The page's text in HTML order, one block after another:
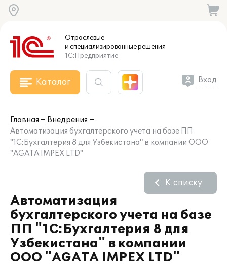
Отраслевые
и специализированныерешения
1С:Предприятие
Каталог Вход
Главная
Внедрения
Автоматизация бухгалтерского учета на базе ПП
"1С:Бухгалтерия 8 для Узбекистана" в компании ООО
"AGATA IMPEX LTD"
Автоматизация
бухгалтерского учета на базе
ПП "1С:Бухгалтерия 8 для
Узбекистана" в компании
ООО "AGATA IMPEX LTD"
К списку